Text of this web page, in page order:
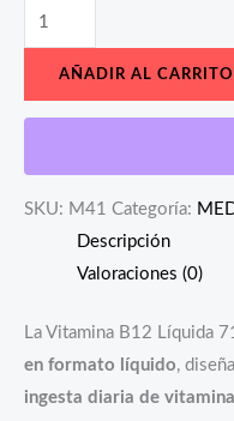
AÑADIR AL CARRITO
SKU: M41 Categoría:
Descripción
Valoraciones (0)
La Vitamina B12 Líquida
en formato líquido,
ingesta diaria de